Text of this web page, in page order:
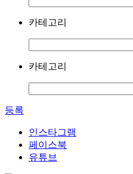
카테고리
카테고리
등록
인스타그램
페이스북
유튜브